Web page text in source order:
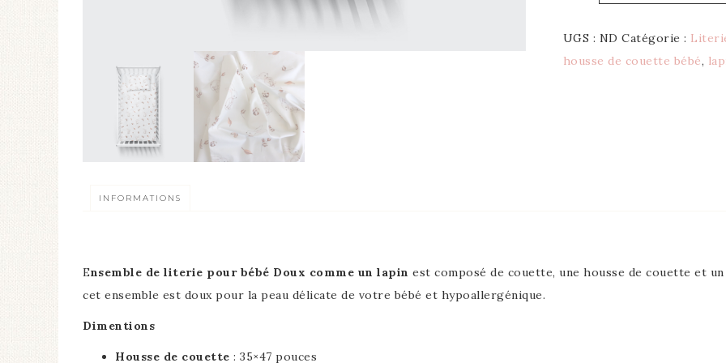
UGS : ND Catégorie :
housse de couette bébé,
INFORMATIONS
Ensemble de literie pour bébé Doux comme un lapin est composé de couette, une housse de couette et
cet ensemble est doux pour la peau délicate de votre bébé et hypoallergénique.
Dimentions
Housse de couette : 35×47 pouces